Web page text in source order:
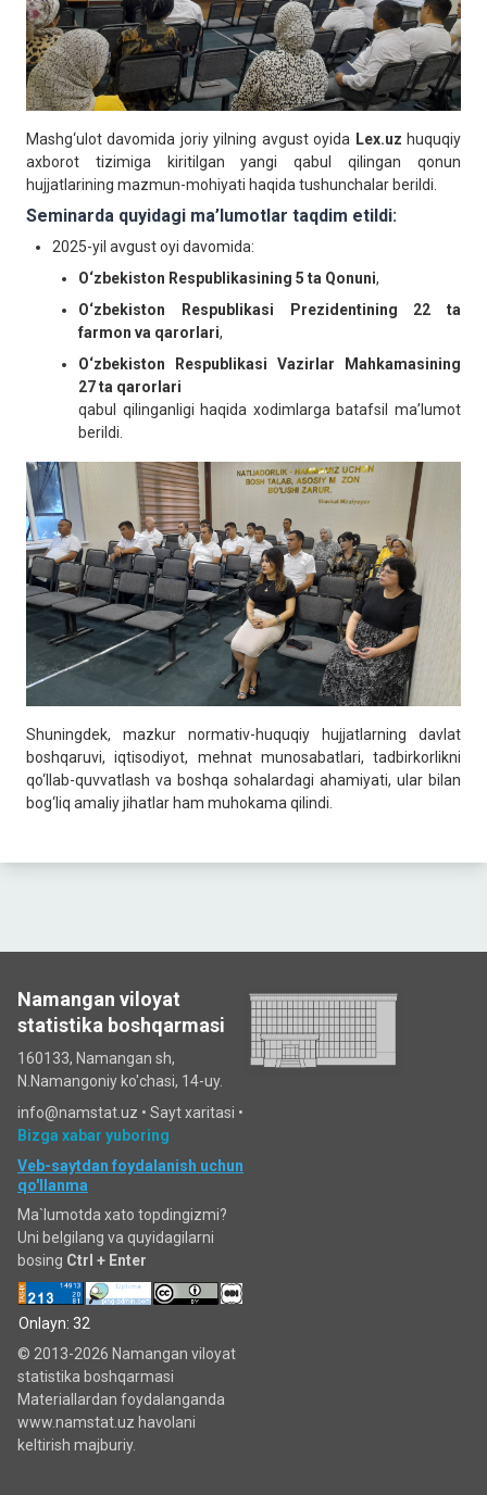
Mashg‘ulot davomida joriy yilning avgust oyida Lex.uz huquqiy
axborot tizimiga kiritilgan yangi qabul qilingan qonun
hujjatlarining mazmun-mohiyati haqida tushunchalar berildi.
Seminarda quyidagi ma’lumotlar taqdim etildi:
2025-yil avgust oyi davomida:
O‘zbekiston Respublikasining 5 ta Qonuni,
O‘zbekiston Respublikasi Prezidentining 22 ta
farmon va qarorlari,
O‘zbekiston Respublikasi Vazirlar Mahkamasining
27 ta qarorlari
qabul qilinganligi haqida xodimlarga batafsil ma’lumot
berildi.
Shuningdek, mazkur normativ-huquqiy hujjatlarning davlat
boshqaruvi, iqtisodiyot, mehnat munosabatlari, tadbirkorlikni
qo‘llab-quvvatlash va boshqa sohalardagi ahamiyati, ular bilan
bog‘liq amaliy jihatlar ham muhokama qilindi.
Namangan viloyat
statistika boshqarmasi
160133, Namangan sh,
N.Namangoniy ko'chasi, 14-uy.
info@namstat.uz • Sayt xaritasi •
Bizga xabar yuboring
Veb-saytdan foydalanish uchun
qo'llanma
Ma`lumotda xato topdingizmi?
Uni belgilang va quyidagilarni
bosing Ctrl + Enter
Onlayn: 32
© 2013-2026 Namangan viloyat
statistika boshqarmasi
Materiallardan foydalanganda
www.namstat.uz havolani
keltirish majburiy.